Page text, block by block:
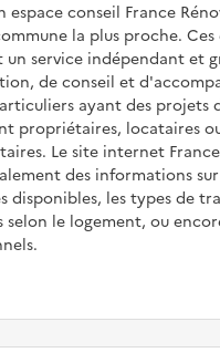
espace conseil France
la plus proche. Ces
un service indépendant et
de conseil et
ayant des projets
propriétaires, locataires
Le site internet
des informations sur
disponibles, les types de
selon le logement, ou